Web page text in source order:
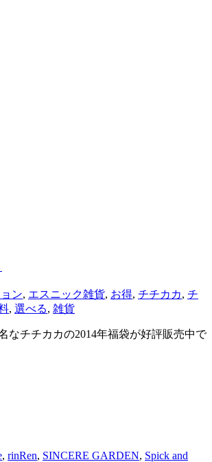
ン, エスニック雑貨, お得, チチカカ, チ
, 選べる, 雑貨
チチカカの2014年福袋が好評販売中で
, rinRen, SINCERE GARDEN, Spick and